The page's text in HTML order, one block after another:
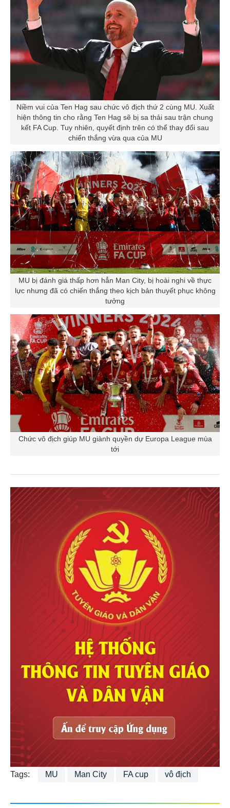
Niềm vui của Ten Hag sau chức vô địch thứ 2 cùng MU. Xuất
hiện thông tin cho rằng Ten Hag sẽ bị sa thải sau trận chung
kết FA Cup. Tuy nhiên, quyết định trên có thể thay đổi sau
chiến thắng vừa qua của MU
MU bị đánh giá thấp hơn hẳn Man City, bị hoài nghi về thực
lực nhưng đã có chiến thắng theo kịch bản thuyết phục không
tưởng
Chức vô địch giúp MU giành quyền dự Europa League mùa
tới
Tags: MU Man City FA cup vô địch